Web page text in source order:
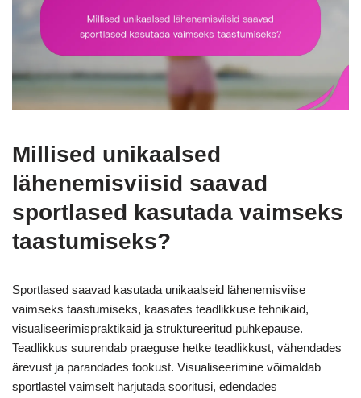
Millised unikaalsed
lähenemisviisid saavad
sportlased kasutada vaimseks
taastumiseks?
Sportlased saavad kasutada unikaalseid lähenemisviise
vaimseks taastumiseks, kaasates teadlikkuse tehnikaid,
visualiseerimispraktikaid ja struktureeritud puhkepause.
Teadlikkus suurendab praeguse hetke teadlikkust, vähendades
ärevust ja parandades fookust. Visualiseerimine võimaldab
sportlastel vaimselt harjutada sooritusi, edendades